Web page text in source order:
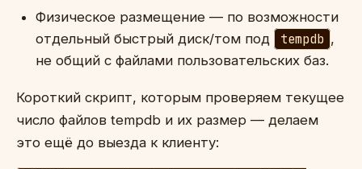
Физическое размещение — по возможности
отдельный быстрый диск/том под
tempdb ,
не общий с файлами пользовательских баз.
Короткий скрипт, которым проверяем текущее
число файлов tempdb и их размер — делаем
это ещё до выезда к клиенту: